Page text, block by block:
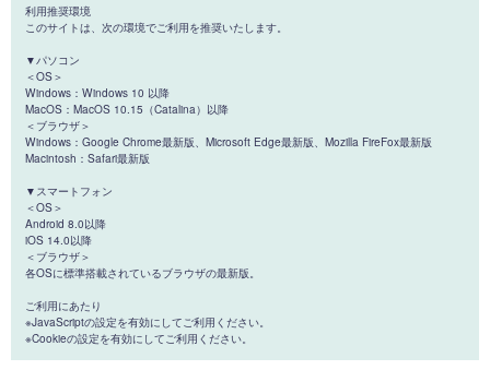
利用推奨環境
このサイトは、次の環境でご利用を推奨いたします。
▼パソコン
＜OS＞
Windows：Windows 10 以降
MacOS：MacOS 10.15（Catalina）以降
＜ブラウザ＞
Windows：Google Chrome最新版、Microsoft Edge最新版、Mozilla FireFox最新版
Macintosh：Safari最新版
▼スマートフォン
＜OS＞
Android 8.0以降
iOS 14.0以降
＜ブラウザ＞
各OSに標準搭載されているブラウザの最新版。
ご利用にあたり
※JavaScriptの設定を有効にしてご利用ください。
※Cookieの設定を有効にしてご利用ください。